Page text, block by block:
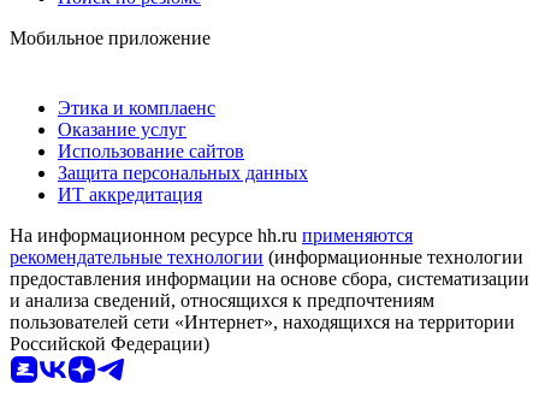
Мобильное приложение
Этика и комплаенс
Оказание услуг
Использование сайтов
Защита персональных данных
ИТ аккредитация
На информационном ресурсе hh.ru применяются
рекомендательные технологии (информационные технологии
предоставления информации на основе сбора, систематизации
и анализа сведений, относящихся к предпочтениям
пользователей сети «Интернет», находящихся на территории
Российской Федерации)